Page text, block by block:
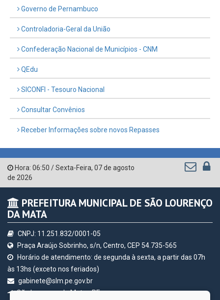
Governo de Pernambuco
Controladoria-Geral da União
Confederação Nacional de Municípios - CNM
QEdu
SICONFI - Tesouro Nacional
Consultar Convênios
Receber Informações sobre novos Repasses
Hora: 06:50 /Sexta-Feira, 07 de agosto
de 2026
PREFEITURA MUNICIPAL DE SÃO LOURENÇO
DA MATA
CNPJ: 11.251.832/0001-05
Praça Araújo Sobrinho, s/n, Centro, CEP 54.735-565
Horário de atendimento: de segunda à sexta, a partir das 07h
às 13hs (exceto nos feriados)
gabinete@slm.pe.gov.br
São Lourenço da Mata - PE